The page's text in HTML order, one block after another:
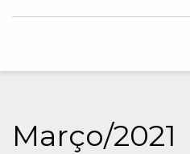
Março/2021